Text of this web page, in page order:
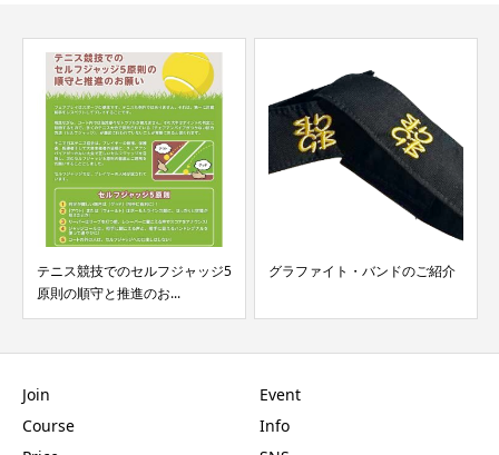
テニス競技でのセルフジャッジ5
原則の順守と推進のお...
グラファイト・バンドのご紹介
Join
Course
Event
Info